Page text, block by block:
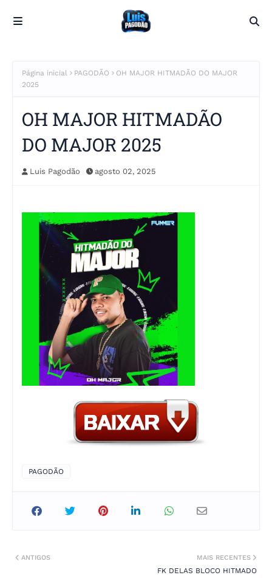
Página inicial PAGODÃO
OH MAJOR HITMADÃO DO MAJOR
2025
OH MAJOR HITMADÃO
DO MAJOR 2025
Luis Pagodão agosto 02, 2025
PAGODÃO
MAIS RECENTES
FK DELAS BLOCO HITMADO
ANTIGOS